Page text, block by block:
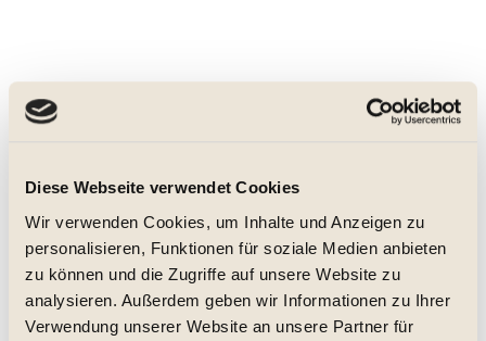
Diese Webseite verwendet Cookies
Wir verwenden Cookies, um Inhalte und Anzeigen zu
personalisieren, Funktionen für soziale Medien anbieten
zu können und die Zugriffe auf unsere Website zu
analysieren. Außerdem geben wir Informationen zu Ihrer
Verwendung unserer Website an unsere Partner für
Grauburgunder Gutswein vom Löss,
Michel 2025
trocken, Jg. 2025
8,95 € *
Inhalt:0.75 Liter (11,93 € * / 1 Liter)
inkl. MwSt.zzgl. Versandkosten